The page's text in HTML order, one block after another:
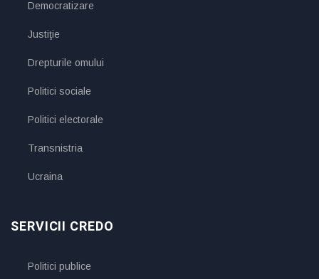
Democratizare
Justiţie
Drepturile omului
Politici sociale
Politici electorale
Transnistria
Ucraina
SERVICII CREDO
Politici publice